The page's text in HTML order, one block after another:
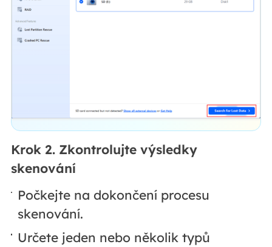
Krok 2. Zkontrolujte výsledky
skenování
Počkejte na dokončení procesu
skenování.
Určete jeden nebo několik typů